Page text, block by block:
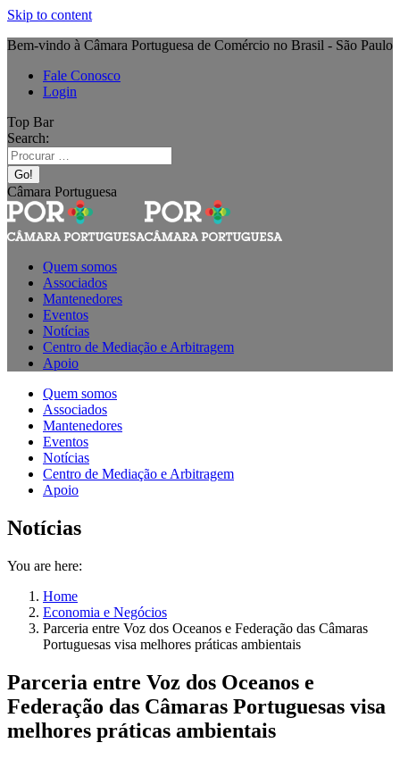
Skip to content
Bem-vindo à Câmara Portuguesa de Comércio no Brasil - São Paulo
Fale Conosco
Login
Top Bar
Search:
Câmara Portuguesa
Quem somos
Associados
Mantenedores
Eventos
Notícias
Centro de Mediação e Arbitragem
Apoio
Quem somos
Associados
Mantenedores
Eventos
Notícias
Centro de Mediação e Arbitragem
Apoio
Notícias
You are here:
Home
Economia e Negócios
Parceria entre Voz dos Oceanos e Federação das Câmaras
Portuguesas visa melhores práticas ambientais
Parceria entre Voz dos Oceanos e
Federação das Câmaras Portuguesas visa
melhores práticas ambientais